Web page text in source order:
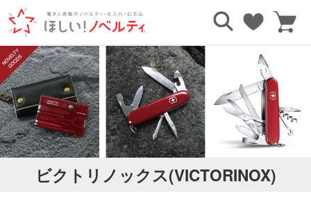
TOP ブランドで探す ビクトリノックス(VICTORINOX)
ビクトリノックス(VICTORINOX)